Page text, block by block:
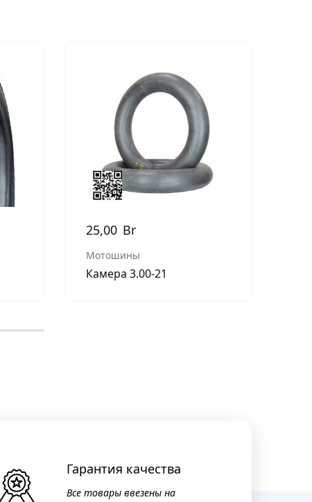
25,00 Br
Мотошины
Камера 3.00-21
Гарантия качества
Все товары ввезены на